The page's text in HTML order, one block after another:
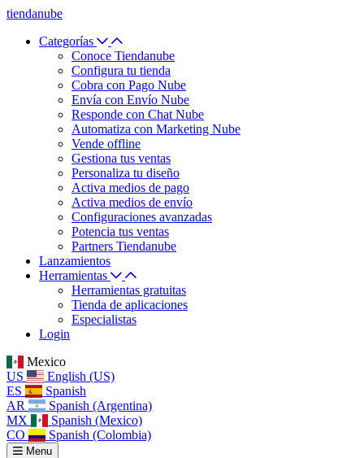
tiendanube
Categorías
Conoce Tiendanube
Configura tu tienda
Cobra con Pago Nube
Envía con Envío Nube
Responde con Chat Nube
Automatiza con Marketing Nube
Vende offline
Gestiona tus ventas
Personaliza tu diseño
Activa medios de pago
Activa medios de envío
Configuraciones avanzadas
Potencia tus ventas
Partners Tiendanube
Lanzamientos
Herramientas
Herramientas gratuitas
Tienda de aplicaciones
Especialistas
Login
Mexico
US
English (US)
ES
Spanish
AR
Spanish (Argentina)
MX
Spanish (Mexico)
CO
Spanish (Colombia)
Menu